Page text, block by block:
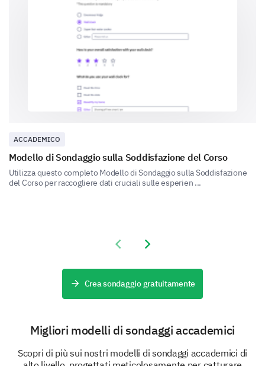
Guest lectures
Field trips
Online discussion forums
Quizzes
enhance your learning experience?
Yes Uncertain
No
Group discussions
Final Reflections
We would like your final thoughts on the
On a scale of 1 (not effective at all) to 5 (highly
effectiveness of our curriculum?
ACCADEMICO
Modello di Sondaggio sulla Soddisfazione del Corso
Utilizza questo completo Modello di Sondaggio sulla Soddisfazione
del Corso per raccogliere dati cruciali sulle esperien ...
Previous slide
Next slide
Crea sondaggio gratuitamente
Migliori modelli di sondaggi accademici
Scopri di più sui nostri modelli di sondaggi accademici di